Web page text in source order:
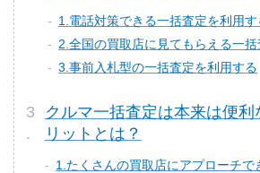
1.電話対策できる一括査定を利用す
2.全国の買取店に見てもらえる一
3.事前入札型の一括査定を利用する
クルマ一括査定は本来は便利
リットとは？
1.たくさんの買取店にアプローチで